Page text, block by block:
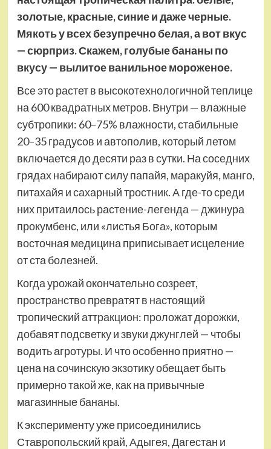
золотые, красные, синие и даже черные.
Мякоть у всех безупречно белая, а вот вкус
— сюрприз. Скажем, голубые бананы по
вкусу — вылитое ванильное мороженое.
Все это растет в высокотехнологичной теплице
на 600 квадратных метров. Внутри — влажные
субтропики: 60–75% влажности, стабильные
20–35 градусов и автополив, который летом
включается до десяти раз в сутки. На соседних
грядах набирают силу папайя, маракуйя, манго,
питахайя и сахарный тростник. А где-то среди
них притаилось растение-легенда — джинура
прокумбенс, или «листья Бога», которым
восточная медицина приписывает исцеление
от ста болезней.
Когда урожай окончательно созреет,
пространство превратят в настоящий
тропический аттракцион: проложат дорожки,
добавят подсветку и звуки джунглей — чтобы
водить агротуры. И что особенно приятно —
цена на сочинскую экзотику обещает быть
примерно такой же, как на привычные
магазинные бананы.
К эксперименту уже присоединились
Ставропольский край, Адыгея, Дагестан и